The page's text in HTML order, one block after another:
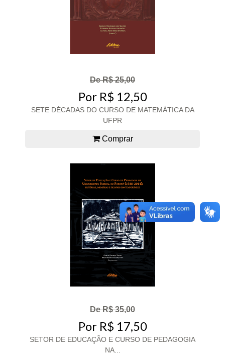
De R$ 25,00
Por R$ 12,50
SETE DÉCADAS DO CURSO DE MATEMÁTICA DA
UFPR
Comprar
De R$ 35,00
Por R$ 17,50
SETOR DE EDUCAÇÃO E CURSO DE PEDAGOGIA
NA...